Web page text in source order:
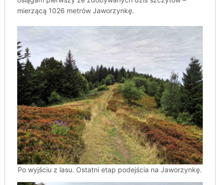
mierzącą 1026 metrów Jaworzynkę.
Po wyjściu z lasu. Ostatni etap podejścia na Jaworzynkę.